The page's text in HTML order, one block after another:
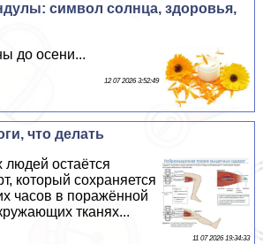
символ солнца, здоровья,
до осени...
12 07 2026 3:52:49
что делать
людей остаётся
который сохраняется
часов в поражённой
тканях...
11 07 2026 19:34:33